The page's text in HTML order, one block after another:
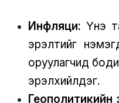
Инфляци:Үнэ
эрэлтийг
оруулагчид
эрэлхийлдэг.
Геополитикийн